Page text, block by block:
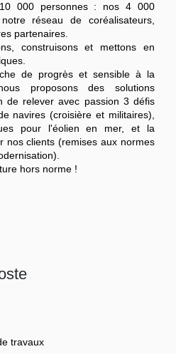
travaux
10 000 personnes : nos 4 000
réseau de coréalisateurs,
partenaires.
construisons et mettons en
de progrès et sensible à la
proposons des solutions
de relever avec passion 3 défis
navires (croisière et militaires),
pour l'éolien en mer, et la
nos clients (remises aux normes
hors norme !